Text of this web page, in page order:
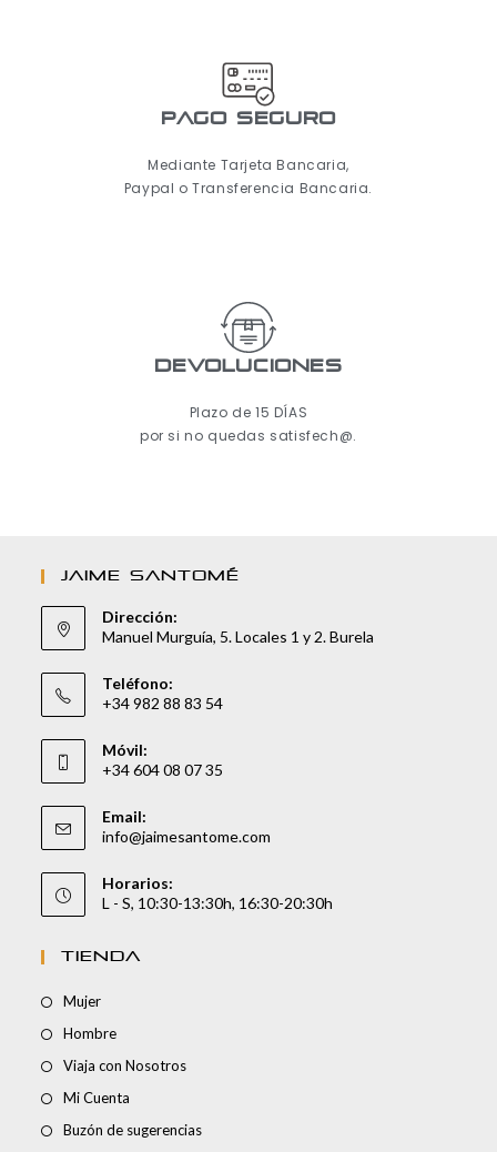
pago seguro
Mediante Tarjeta Bancaria,
Paypal o Transferencia Bancaria.
Devoluciones
Plazo de 15 DÍAS
por si no quedas satisfech@.
JAIME SANTOMÉ
Dirección:
Manuel Murguía, 5. Locales 1 y 2. Burela
Teléfono:
+34 982 88 83 54
Móvil:
+34 604 08 07 35
Email:
info@jaimesantome.com
Horarios:
L - S, 10:30-13:30h, 16:30-20:30h
TIENDA
Mujer
Hombre
Viaja con Nosotros
Mi Cuenta
Buzón de sugerencias